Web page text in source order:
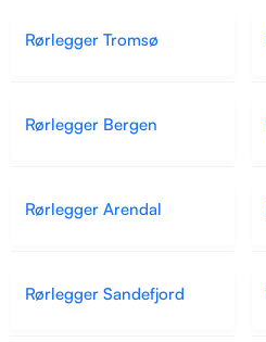
Rørlegger Tromsø
Rørlegger Bergen
Rørlegger Arendal
Rørlegger Sandefjord